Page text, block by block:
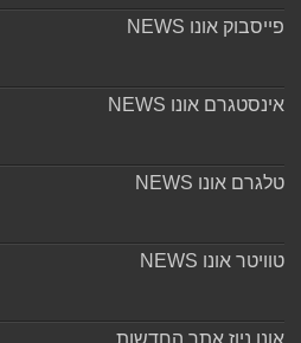
פייסבוק אונו NEWS
אינסטגרם אונו NEWS
טלגרם אונו NEWS
טוויטר אונו NEWS
אונו ניוז אתר החדשות